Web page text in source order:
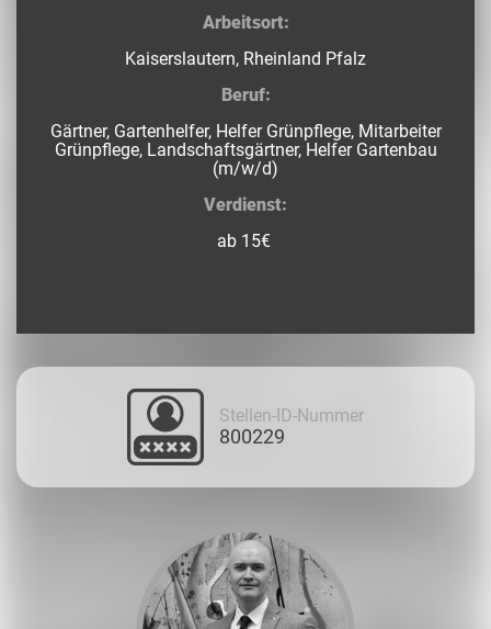
Arbeitsort:
Kaiserslautern, Rheinland Pfalz
Beruf:
Gärtner, Gartenhelfer, Helfer Grünpflege, Mitarbeiter
Grünpflege, Landschaftsgärtner, Helfer Gartenbau
(m/w/d)
Verdienst:
ab 15€
Stellen-ID-Nummer
800229